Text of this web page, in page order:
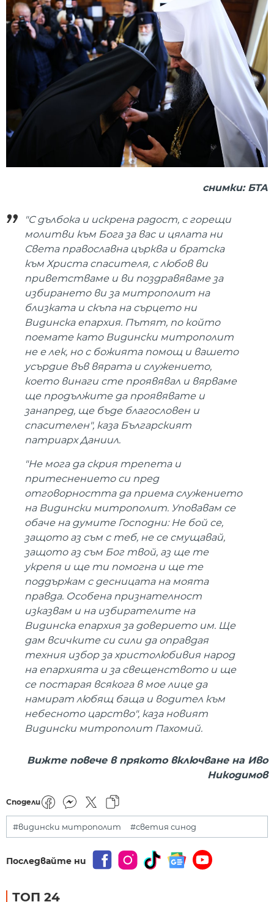
снимки: БТА
"С дълбока и искрена радост, с горещи
молитви към Бога за вас и цялата ни
Света православна църква и братска
към Христа спасителя, с любов ви
приветстваме и ви поздравяваме за
избирането ви за митрополит на
близката и скъпа на сърцето ни
Видинска епархия. Пътят, по който
поемате като Видински митрополит
не е лек, но с божията помощ и вашето
усърдие във вярата и служението,
което винаги сте проявявал и вярваме
ще продължите да проявявате и
занапред, ще бъде благословен и
спасителен", каза Българският
патриарх Даниил.
"Не мога да скрия трепета и
притеснението си пред
отговорността да приема служението
на Видински митрополит. Уповавам се
обаче на думите Господни: Не бой се,
защото аз съм с теб, не се смущавай,
защото аз съм Бог твой, аз ще те
укрепя и ще ти помогна и ще те
поддържам с десницата на моята
правда. Особена признателност
изказвам и на избирателите на
Видинска епархия за доверието им. Ще
дам всичките си сили да оправдая
техния избор за христолюбивия народ
на епархията и за свещенството и ще
се постарая всякога в мое лице да
намират любящ баща и водител към
небесното царство", каза новият
Видински митрополит Пахомий.
Вижте повече в прякото включване на Иво
Никодимов
Сподели
#видински митрополит #светия синод
Последвайте ни
ТОП 24